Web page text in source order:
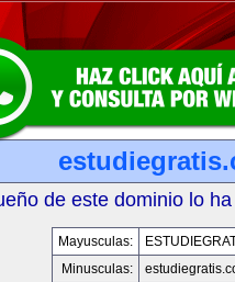
de este dominio lo
Mayusculas:
Minusculas: